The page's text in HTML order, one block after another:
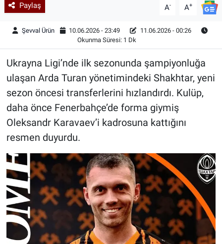
Paylaş A- A+
Şevval Ürün 10.06.2026 - 23:49
11.06.2026 - 00:26
Okunma Süresi: 1 Dk
Ukrayna Ligi’nde ilk sezonunda şampiyonluğa
ulaşan Arda Turan yönetimindeki Shakhtar, yeni
sezon öncesi transferlerini hızlandırdı. Kulüp,
daha önce Fenerbahçe’de forma giymiş
Oleksandr Karavaev’i kadrosuna kattığını
resmen duyurdu.
Yazarlar
Astroloji-Rüya